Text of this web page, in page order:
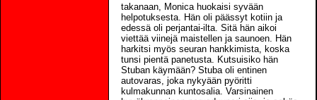
takanaan, Monica huokaisi syvään
helpotuksesta. Hän oli päässyt kotiin ja
edessä oli perjantai-ilta. Sitä hän aikoi
viettää viinejä maistellen ja saunoen. Hän
harkitsi myös seuran hankkimista, koska
tunsi pientä panetusta. Kutsuisiko hän
Stuban käymään? Stuba oli entinen
autovaras, joka nykyään pyöritti
kulmakunnan kuntosalia. Varsinainen